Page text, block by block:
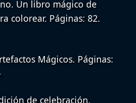
Un libro mágico de
colorear. Páginas: 82.
Mágicos. Páginas:
de celebración.